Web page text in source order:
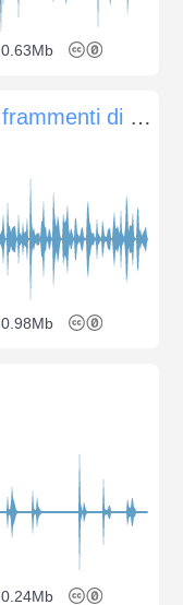
0.63Mb
Camminare lentamente sui frammenti di pietra
0.98Mb
0.24Mb